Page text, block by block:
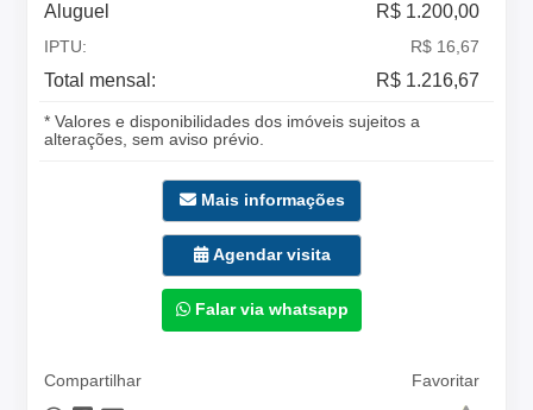
Aluguel R$ 1.200,00
IPTU: R$ 16,67
Total mensal: R$ 1.216,67
* Valores e disponibilidades dos imóveis sujeitos a
alterações, sem aviso prévio.
Mais informações
Agendar visita
Falar via whatsapp
Compartilhar Favoritar